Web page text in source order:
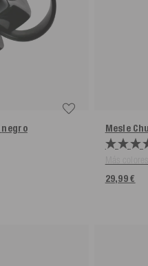
negro Mesle
29,99 €